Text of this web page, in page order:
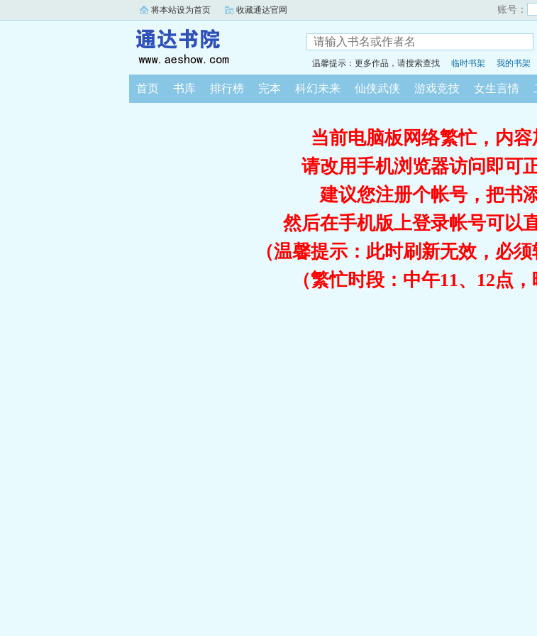
将本站设为首页 收藏通达官网 账号：
温馨提示：更多作品，请搜索查找 临时书架 我的书架
首页 书库 排行榜 完本 科幻未来 仙侠武侠 游戏竞技 女生言情
当前电脑板网络繁忙，内
请改用手机浏览器访问即
建议您注册个帐号，把书
然后在手机版上登录帐号可以
（温馨提示：此时刷新无效，必须
（繁忙时段：中午11、12点，